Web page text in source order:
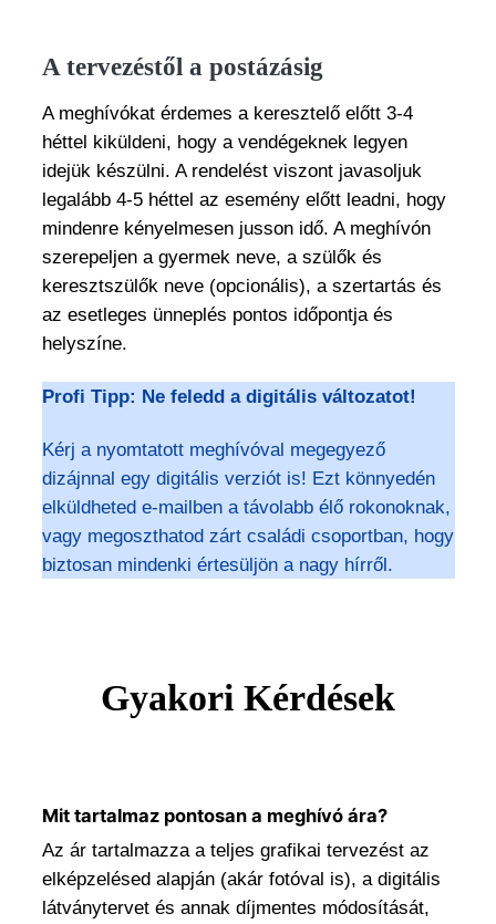
A tervezéstől a postázásig
A meghívókat érdemes a keresztelő előtt 3-4
héttel kiküldeni, hogy a vendégeknek legyen
idejük készülni. A rendelést viszont javasoljuk
legalább 4-5 héttel az esemény előtt leadni, hogy
mindenre kényelmesen jusson idő. A meghívón
szerepeljen a gyermek neve, a szülők és
keresztszülők neve (opcionális), a szertartás és
az esetleges ünneplés pontos időpontja és
helyszíne.
Profi Tipp: Ne feledd a digitális változatot!
Kérj a nyomtatott meghívóval megegyező
dizájnnal egy digitális verziót is! Ezt könnyedén
elküldheted e-mailben a távolabb élő rokonoknak,
vagy megoszthatod zárt családi csoportban, hogy
biztosan mindenki értesüljön a nagy hírről.
Gyakori Kérdések
Mit tartalmaz pontosan a meghívó ára?
Az ár tartalmazza a teljes grafikai tervezést az
elképzelésed alapján (akár fotóval is), a digitális
látványtervet és annak díjmentes módosítását,